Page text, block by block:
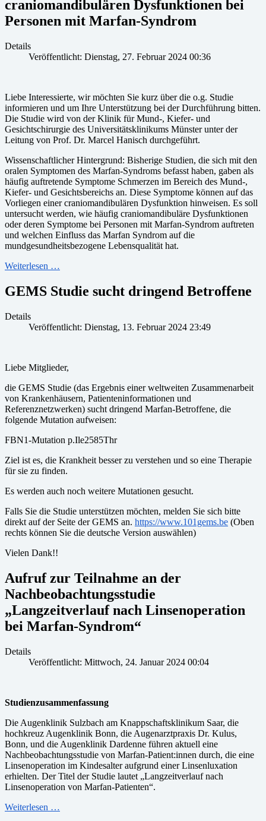
craniomandibulären Dysfunktionen bei
Personen mit Marfan-Syndrom
Details
Veröffentlicht: Dienstag, 27. Februar 2024 00:36
Liebe Interessierte, wir möchten Sie kurz über die o.g. Studie
informieren und um Ihre Unterstützung bei der Durchführung bitten.
Die Studie wird von der Klinik für Mund-, Kiefer- und
Gesichtschirurgie des Universitätsklinikums Münster unter der
Leitung von Prof. Dr. Marcel Hanisch durchgeführt.
Wissenschaftlicher Hintergrund: Bisherige Studien, die sich mit den
oralen Symptomen des Marfan-Syndroms befasst haben, gaben als
häufig auftretende Symptome Schmerzen im Bereich des Mund-,
Kiefer- und Gesichtsbereichs an. Diese Symptome können auf das
Vorliegen einer craniomandibulären Dysfunktion hinweisen. Es soll
untersucht werden, wie häufig craniomandibuläre Dysfunktionen
oder deren Symptome bei Personen mit Marfan-Syndrom auftreten
und welchen Einfluss das Marfan Syndrom auf die
mundgesundheitsbezogene Lebensqualität hat.
Weiterlesen …
GEMS Studie sucht dringend Betroffene
Details
Veröffentlicht: Dienstag, 13. Februar 2024 23:49
Liebe Mitglieder,
die GEMS Studie (das Ergebnis einer weltweiten Zusammenarbeit
von Krankenhäusern, Patienteninformationen und
Referenznetzwerken) sucht dringend Marfan-Betroffene, die
folgende Mutation aufweisen:
FBN1-Mutation p.Ile2585Thr
Ziel ist es, die Krankheit besser zu verstehen und so eine Therapie
für sie zu finden.
Es werden auch noch weitere Mutationen gesucht.
Falls Sie die Studie unterstützen möchten, melden Sie sich bitte
direkt auf der Seite der GEMS an. https://www.101gems.be (Oben
rechts können Sie die deutsche Version auswählen)
Vielen Dank!!
Aufruf zur Teilnahme an der
Nachbeobachtungsstudie
„Langzeitverlauf nach Linsenoperation
bei Marfan-Syndrom“
Details
Veröffentlicht: Mittwoch, 24. Januar 2024 00:04
Studienzusammenfassung
Die Augenklinik Sulzbach am Knappschaftsklinikum Saar, die
hochkreuz Augenklinik Bonn, die Augenarztpraxis Dr. Kulus,
Bonn, und die Augenklinik Dardenne führen aktuell eine
Nachbeobachtungsstudie von Marfan-Patient:innen durch, die eine
Linsenoperation im Kindesalter aufgrund einer Linsenluxation
erhielten. Der Titel der Studie lautet „Langzeitverlauf nach
Linsenoperation von Marfan-Patienten“.
Weiterlesen …